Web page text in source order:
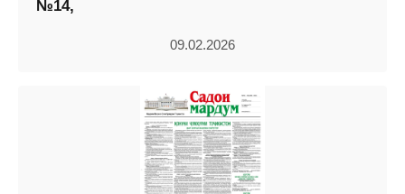
№14,
09.02.2026